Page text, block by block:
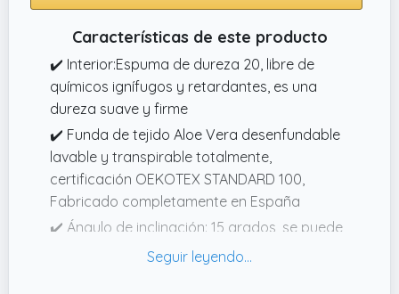
Características de este producto
✔️ Interior:Espuma de dureza 20, libre de
químicos ignífugos y retardantes, es una
dureza suave y firme
✔️ Funda de tejido Aloe Vera desenfundable
lavable y transpirable totalmente,
certificación OEKOTEX STANDARD 100,
Fabricado completamente en España
✔️ Ángulo de inclinación: 15 grados, se puede
poner tanto encima como debajo del